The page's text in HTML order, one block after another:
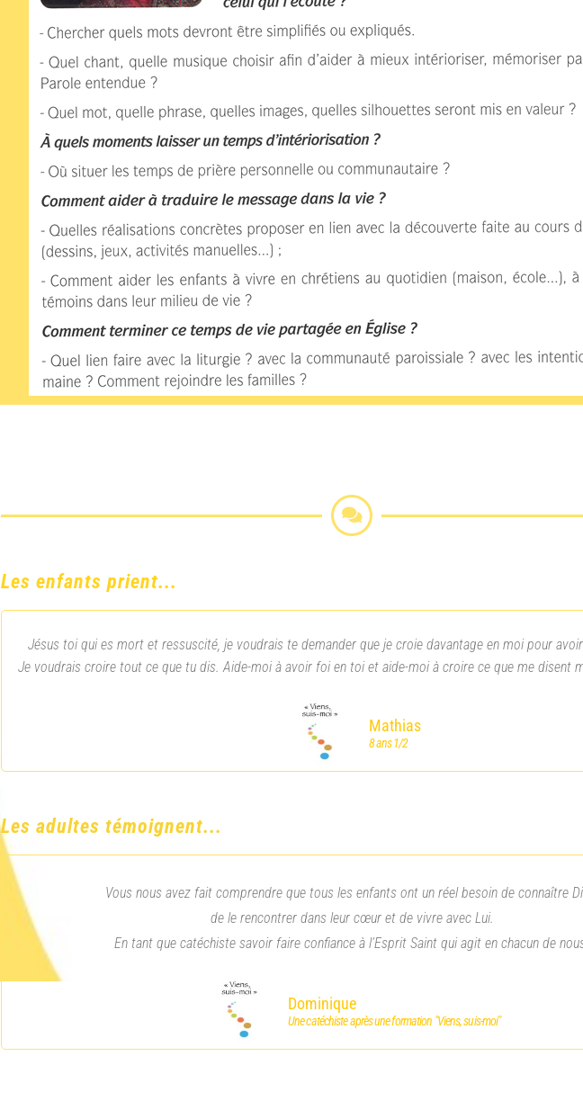
Les enfants prient...
Jésus toi qui es mort et ressuscité, je voudrais te demander que je croie davantage en moi pour
Je voudrais croire tout ce que tu dis. Aide-moi à avoir foi en toi et aide-moi à croire ce que me disent
Mathias
8 ans 1/2
Les adultes témoignent...
Vous nous avez fait comprendre que tous les enfants ont un réel besoin de connaître
de le rencontrer dans leur cœur et de vivre avec Lui.
En tant que catéchiste savoir faire confiance à l’Esprit Saint qui agit en chacun de
Dominique
Une catéchiste après une formation "Viens, suis-moi"